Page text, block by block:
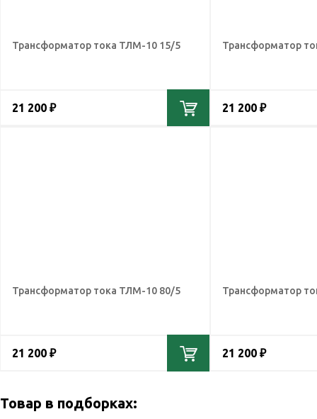
Трансформатор тока ТЛМ-10 15/5
21 200 ₽
Трансформатор
21 200 ₽
Трансформатор тока ТЛМ-10 80/5
21 200 ₽
Трансформатор
21 200 ₽
Товар в подборках: